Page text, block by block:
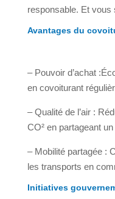
responsable. Et vous
Avantages du
– Pouvoir d’achat
en covoiturant
– Qualité de l’air :
CO² en partageant
– Mobilité partagée :
les transports en
Initiatives